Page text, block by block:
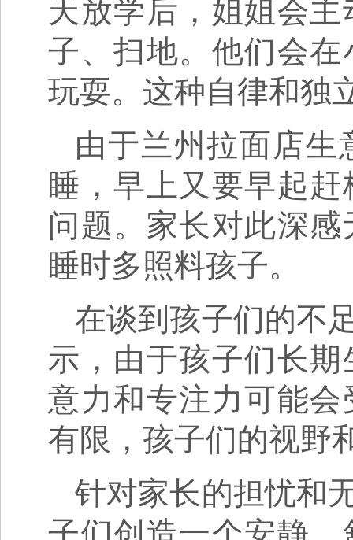
天放学后，姐姐会
子、扫地。他们会
玩耍。这种自律和独
由于兰州拉面店生
睡，早上又要早起
问题。家长对此深
睡时多照料孩子。
在谈到孩子们的不
示，由于孩子们长
意力和专注力可能
有限，孩子们的视野
针对家长的担忧和